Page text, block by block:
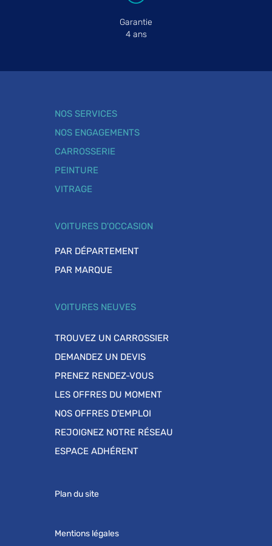
Garantie
4 ans
NOS SERVICES
NOS ENGAGEMENTS
CARROSSERIE
PEINTURE
VITRAGE
VOITURES D'OCCASION
PAR DÉPARTEMENT
PAR MARQUE
VOITURES NEUVES
TROUVEZ UN CARROSSIER
DEMANDEZ UN DEVIS
PRENEZ RENDEZ-VOUS
LES OFFRES DU MOMENT
NOS OFFRES D'EMPLOI
REJOIGNEZ NOTRE RÉSEAU
ESPACE ADHÉRENT
Plan du site
Mentions légales